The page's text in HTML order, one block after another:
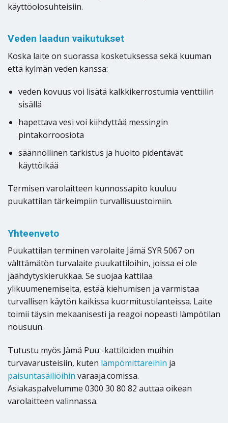
käyttöolosuhteisiin.
Veden laadun vaikutukset
Koska laite on suorassa kosketuksessa sekä kuuman
että kylmän veden kanssa:
veden kovuus voi lisätä kalkkikerrostumia venttiilin
sisällä
hapettava vesi voi kiihdyttää messingin
pintakorroosiota
säännöllinen tarkistus ja huolto pidentävät
käyttöikää
Termisen varolaitteen kunnossapito kuuluu
puukattilan tärkeimpiin turvallisuustoimiin.
Yhteenveto
Puukattilan terminen varolaite Jämä SYR 5067 on
välttämätön turvalaite puukattiloihin, joissa ei ole
jäähdytyskierukkaa. Se suojaa kattilaa
ylikuumenemiselta, estää kiehumisen ja varmistaa
turvallisen käytön kaikissa kuormitustilanteissa. Laite
toimii täysin mekaanisesti ja reagoi nopeasti lämpötilan
nousuun.
Tutustu myös Jämä Puu -kattiloiden muihin
turvavarusteisiin, kuten lämpömittareihin ja
paisuntasäiliöihin varaaja.comissa.
Asiakaspalvelumme 0300 30 80 82 auttaa oikean
varolaitteen valinnassa.